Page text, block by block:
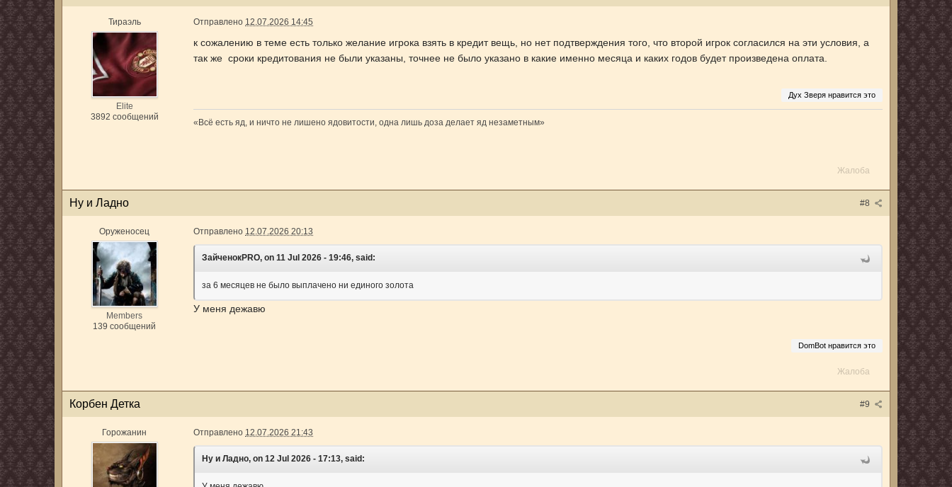
Тираэль
Elite
3892 сообщений
Отправлено 12.07.2026 14:45
к сожалению в теме есть только желание игрока взять в кредит вещь, но нет подтверждения того, что второй игрок согласился на эти условия, а
так же сроки кредитования не были указаны, точнее не было указано в какие именно месяца и каких годов будет произведена оплата.
Дух Зверя нравится это
«Всё есть яд, и ничто не лишено ядовитости, одна лишь доза делает яд незаметным»
Жалоба
#8
Ну и Ладно
Оруженосец
Members
139 сообщений
Отправлено 12.07.2026 20:13
ЗайченокPRO, on 11 Jul 2026 - 19:46, said:
за 6 месяцев не было выплачено ни единого золота
У меня дежавю
DomBot нравится это
Жалоба
#9
Корбен Детка
Горожанин Отправлено 12.07.2026 21:43
Ну и Ладно, on 12 Jul 2026 - 17:13, said: